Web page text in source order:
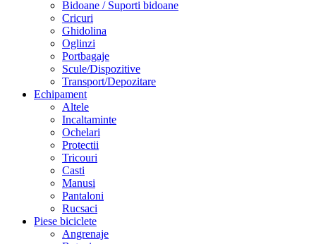
Bidoane / Suporti bidoane
Cricuri
Ghidolina
Oglinzi
Portbagaje
Scule/Dispozitive
Transport/Depozitare
Echipament
Altele
Incaltaminte
Ochelari
Protectii
Tricouri
Casti
Manusi
Pantaloni
Rucsaci
Piese biciclete
Angrenaje